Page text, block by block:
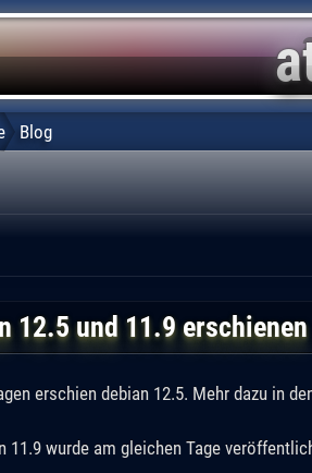
Blog
12.5 und 11.9 erschienen
erschien debian 12.5. Mehr dazu in
11.9 wurde am gleichen Tage